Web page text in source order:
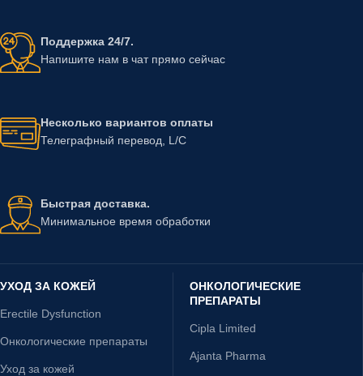
Поддержка 24/7.
Напишите нам в чат прямо сейчас
Несколько вариантов оплаты
Телеграфный перевод, L/C
Быстрая доставка.
Минимальное время обработки
УХОД ЗА КОЖЕЙ
Erectile Dysfunction
Онкологические препараты
Уход за кожей
ОНКОЛОГИЧЕСКИЕ
ПРЕПАРАТЫ
Cipla Limited
Ajanta Pharma